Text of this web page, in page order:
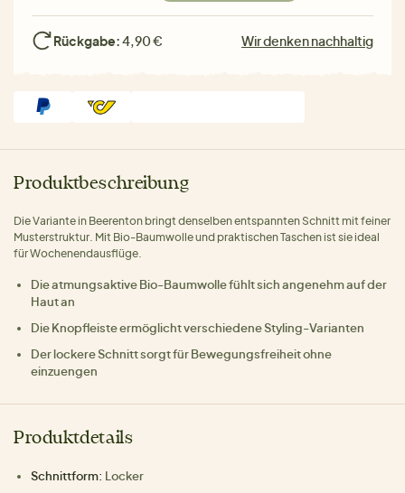
Rückgabe:4,90 € Wir denken nachhaltig
Produktbeschreibung
Die Variante in Beerenton bringt denselben entspannten Schnitt mit feiner
Musterstruktur. Mit Bio-Baumwolle und praktischen Taschen ist sie ideal
für Wochenendausflüge.
Die atmungsaktive Bio-Baumwolle fühlt sich angenehm auf der
Haut an
Die Knopfleiste ermöglicht verschiedene Styling-Varianten
Der lockere Schnitt sorgt für Bewegungsfreiheit ohne
einzuengen
Produktdetails
Schnittform: Locker